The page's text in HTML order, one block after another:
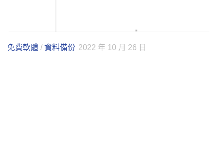
免費軟體 / 資料備份 2022 年 10 月 26 日